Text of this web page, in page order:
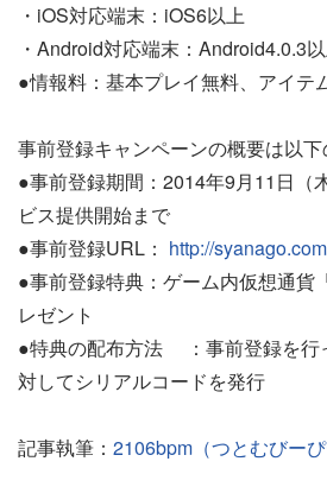
・iOS対応端末：iOS6以上
・Android対応端末：Android4.0.3
●情報料：基本プレイ無料、アイテ
事前登録キャンペーンの概要は以下
●事前登録期間：2014年9月11日（
ビス提供開始まで
●事前登録URL： http://
●事前登録特典：ゲーム内仮想通貨
レゼント
●特典の配布方法 ：事前登録を行
対してシリアルコードを発行
記事執筆： 2106bpm（つとむびーぴ